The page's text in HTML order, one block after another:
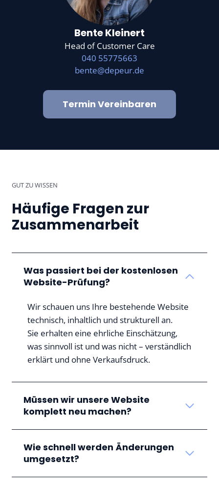
Bente Kleinert
Head of Customer Care
040 55775663
bente@depeur.de
Termin Vereinbaren
GUT ZU WISSEN
Häufige Fragen zur
Zusammenarbeit
Was passiert bei der kostenlosen
Website-Prüfung?
Wir schauen uns Ihre bestehende Website
technisch, inhaltlich und strukturell an.
Sie erhalten eine ehrliche Einschätzung,
was sinnvoll ist und was nicht – verständlich
erklärt und ohne Verkaufsdruck.
Müssen wir unsere Website
komplett neu machen?
Wie schnell werden Änderungen
umgesetzt?